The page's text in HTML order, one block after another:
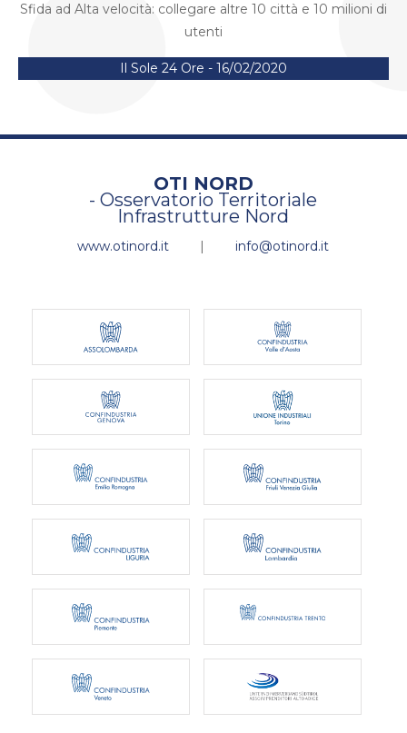
Sfida ad Alta velocità: collegare altre 10 città e 10 milioni di
utenti
Il Sole 24 Ore - 16/02/2020
OTI NORD
- Osservatorio Territoriale
Infrastrutture Nord
www.otinord.it | info@otinord.it